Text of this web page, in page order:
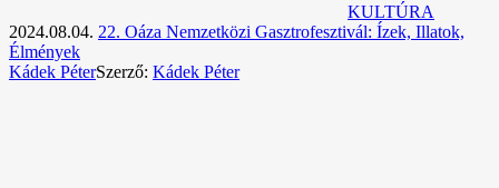
KULTÚRA
2024.08.04. 22. Oáza Nemzetközi Gasztrofesztivál: Ízek, Illatok,
Élmények
Kádek PéterSzerző: Kádek Péter